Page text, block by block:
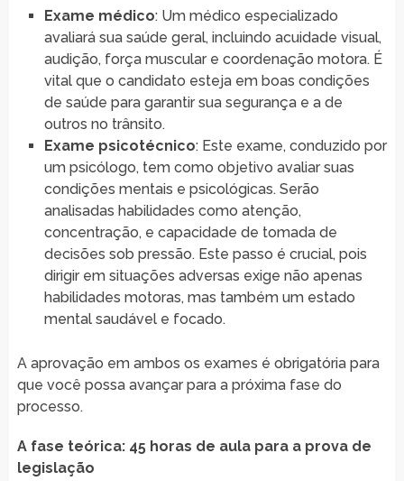
Exame médico: Um médico especializado
avaliará sua saúde geral, incluindo acuidade visual,
audição, força muscular e coordenação motora. É
vital que o candidato esteja em boas condições
de saúde para garantir sua segurança e a de
outros no trânsito.
Exame psicotécnico: Este exame, conduzido por
um psicólogo, tem como objetivo avaliar suas
condições mentais e psicológicas. Serão
analisadas habilidades como atenção,
concentração, e capacidade de tomada de
decisões sob pressão. Este passo é crucial, pois
dirigir em situações adversas exige não apenas
habilidades motoras, mas também um estado
mental saudável e focado.
A aprovação em ambos os exames é obrigatória para
que você possa avançar para a próxima fase do
processo.
A fase teórica: 45 horas de aula para a prova de
legislação